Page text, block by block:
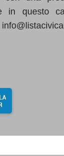
in questo